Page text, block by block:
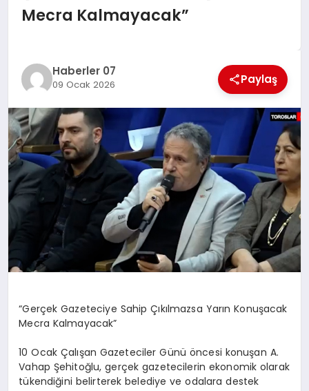
TEKNOLOJI
MAGAZIN
DIĞER
Mecra Kalmayacak”
Haberler 07
09 Ocak 2026 Paylaş
“Gerçek Gazeteciye Sahip Çıkılmazsa Yarın Konuşacak
Mecra Kalmayacak”
10 Ocak Çalışan Gazeteciler Günü öncesi konuşan A.
Vahap Şehitoğlu, gerçek gazetecilerin ekonomik olarak
tükendiğini belirterek belediye ve odalara destek